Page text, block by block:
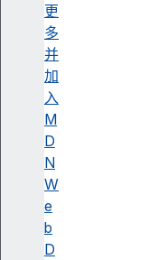
更
多
并
加
入
M
D
N
W
e
b
D